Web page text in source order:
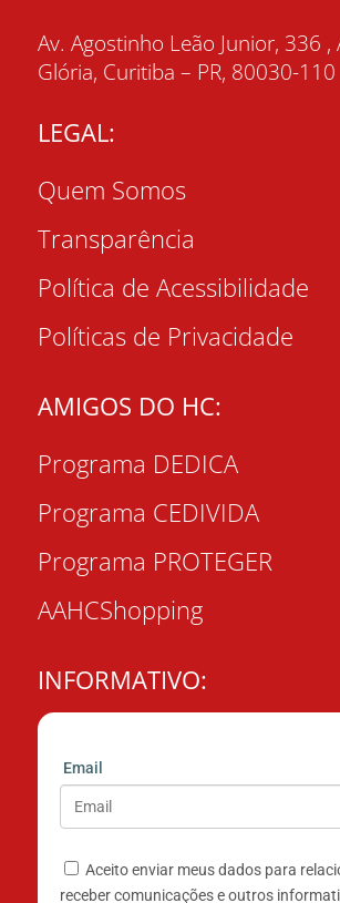
Av. Agostinho Leão Junior, 336 ,
Glória, Curitiba – PR, 80030-110
LEGAL:
Quem Somos
Transparência
Política de Acessibilidade
Políticas de Privacidade
AMIGOS DO HC:
Programa DEDICA
Programa CEDIVIDA
Programa PROTEGER
AAHCShopping
INFORMATIVO:
Email
Aceito enviar meus dados para
receber comunicações e outros